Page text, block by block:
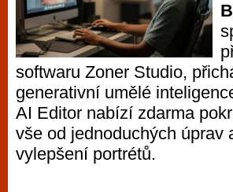
softwaru Zoner Studio,
generativní umělé
AI Editor nabízí zdarma
vše od jednoduchých úprav
vylepšení portrétů.